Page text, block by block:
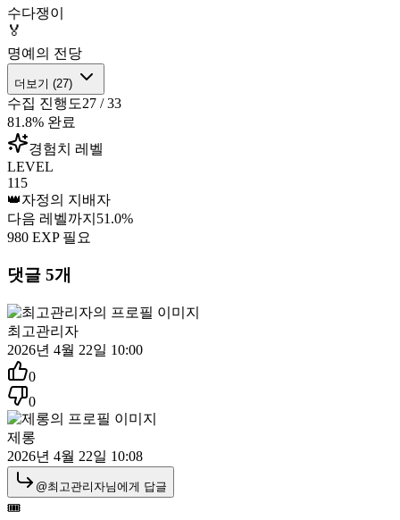
수다쟁이
🏅
명예의 전당
더보기 (27)
수집 진행도27 /33
81.8% 완료
경험치 레벨
LEVEL
115
👑자정의 지배자
다음 레벨까지 51.0%
980 EXP 필요
댓글 5개
최고관리자
2026년 4월 22일 10:00
0
0
제롱
2026년 4월 22일 10:08
@최고관리자님에게 답글
🎟️